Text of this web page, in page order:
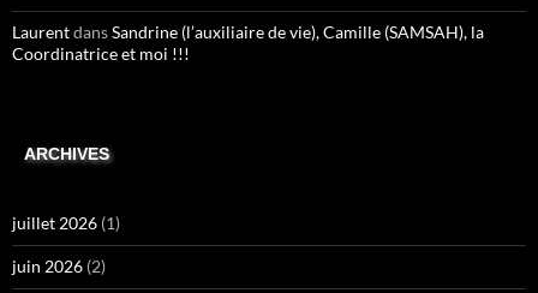
LaurentdansSandrine (l’auxiliaire de vie), Camille (SAMSAH), la
Coordinatrice et moi !!!
ARCHIVES
juillet 2026 (1)
juin 2026 (2)